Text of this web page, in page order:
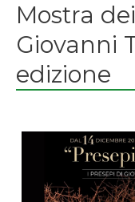
Mostra
Giovanni
edizione